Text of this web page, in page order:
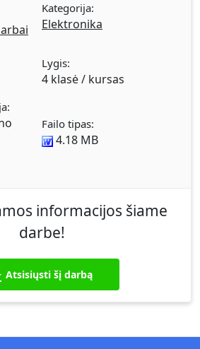
Kategorija:
Elektronika
Lygis:
4 klasė / kursas
Failo tipas:
4.18 MB
informacijos šiame
darbe!
Atsisiųsti šį darbą